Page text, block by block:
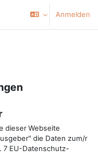
Anmelden
dieser Webseite
die Daten zum/r
7 EU-Datenschutz-